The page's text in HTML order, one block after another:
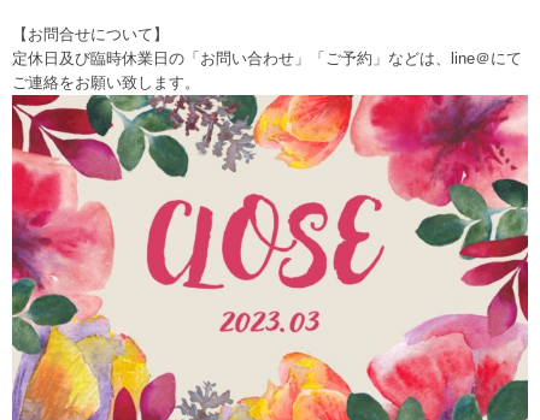
【お問合せについて】
定休日及び臨時休業日の「お問い合わせ」「ご予約」などは、line＠にて
ご連絡をお願い致します。